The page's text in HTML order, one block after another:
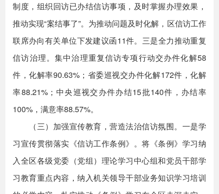
制度，组织回访已办结信访事项，及时掌握办理效果，
推动实现“案结事了”。为推动问题及时化解，区信访工作
联席办向有关单位下发建议函11件。三是全力推动重复
信访治理。集中治理重复信访专项行动交办件化解58
件，化解率90.63%；省委巡视交办件化解172件，化解
率88.21%；中央巡视交办件办结15批140件，办结率
100%，满意率88.57%。
（三）加强宣传教育，营造法治信访氛围。一是学
习宣传贯彻落实《信访工作条例》。将《条例》学习纳
入全区各级党委（党组）理论学习中心组和党员干部学
习教育重点内容，纳入机关领导干部业务知识学习培训